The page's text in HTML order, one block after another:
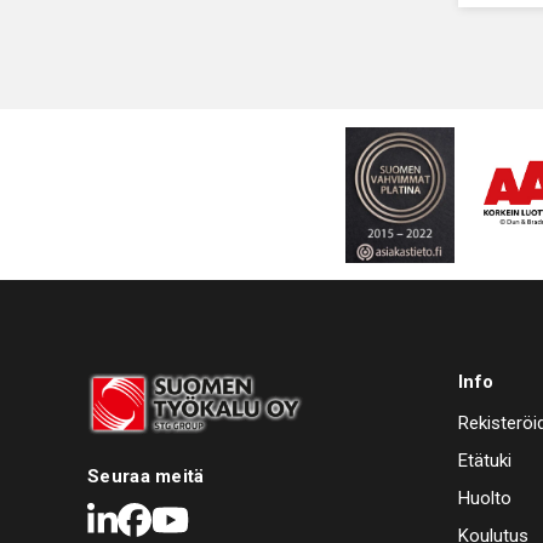
Seuraa meitä
LinkedIn
Facebook
Youtube
Info
Etätuki
Huolto
Koulutus